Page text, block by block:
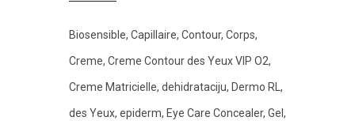
Biosensible Capillaire Contour Corps
Creme Creme Contour des Yeux VIP O2
Creme Matricielle dehidrataciju Dermo RL
des Yeux epiderm Eye Care Concealer Gel